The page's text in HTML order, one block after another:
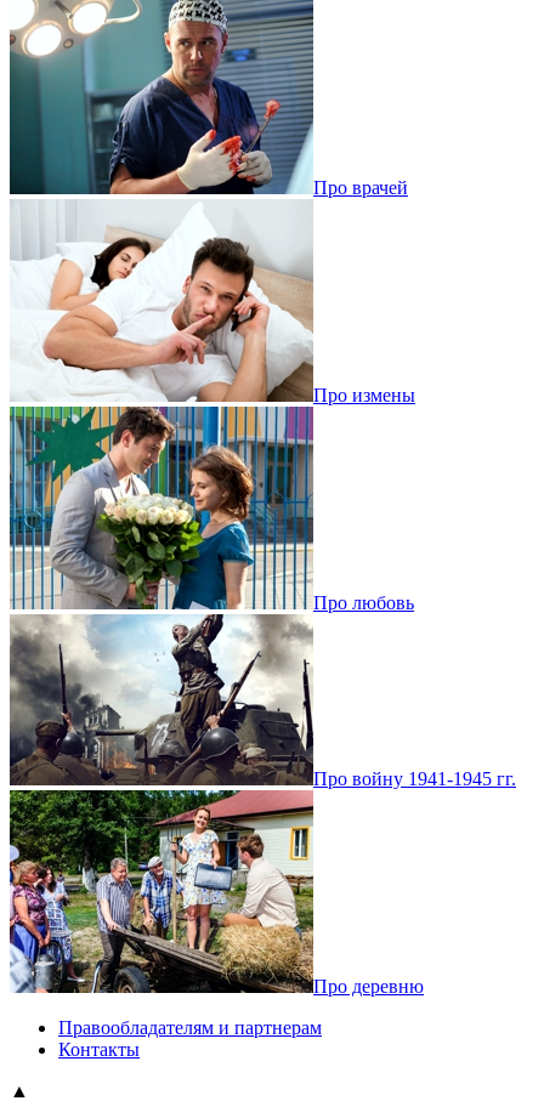
Про врачей
Про измены
Про любовь
Про войну 1941-1945 гг.
Про деревню
Правообладателям и партнерам
Контакты
▲